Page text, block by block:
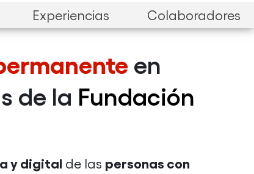
Experiencias Colaboradores
en
de la Fundación
y digital de las personas con